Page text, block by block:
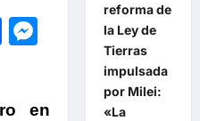
Facebook
Messenger
en
reforma de
la Ley de
Tierras
impulsada
por Milei:
«La